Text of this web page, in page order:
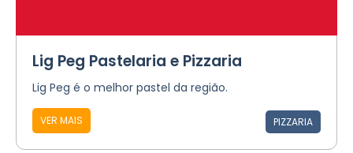
Lig Peg Pastelaria e Pizzaria
Lig Peg é o melhor pastel da região.
VER MAIS PIZZARIA